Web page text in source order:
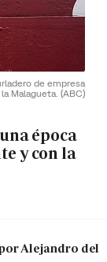
de empresa
Malagueta. (ABC)
época
y con la
Alejandro del